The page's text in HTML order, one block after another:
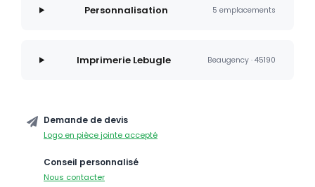
Personnalisation 5 emplacements
Imprimerie Lebugle Beaugency · 45190
Demande de devis
Logo en pièce jointe accepté
Conseil personnalisé
Nous contacter